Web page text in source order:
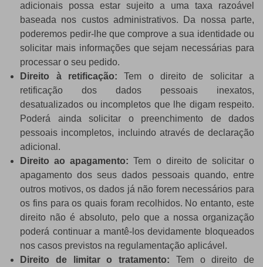
adicionais possa estar sujeito a uma taxa razoável
baseada nos custos administrativos. Da nossa parte,
poderemos pedir-lhe que comprove a sua identidade ou
solicitar mais informações que sejam necessárias para
processar o seu pedido.
Direito à retificação: Tem o direito de solicitar a
retificação dos dados pessoais inexatos,
desatualizados ou incompletos que lhe digam respeito.
Poderá ainda solicitar o preenchimento de dados
pessoais incompletos, incluindo através de declaração
adicional.
Direito ao apagamento: Tem o direito de solicitar o
apagamento dos seus dados pessoais quando, entre
outros motivos, os dados já não forem necessários para
os fins para os quais foram recolhidos. No entanto, este
direito não é absoluto, pelo que a nossa organização
poderá continuar a mantê-los devidamente bloqueados
nos casos previstos na regulamentação aplicável.
Direito de limitar o tratamento: Tem o direito de